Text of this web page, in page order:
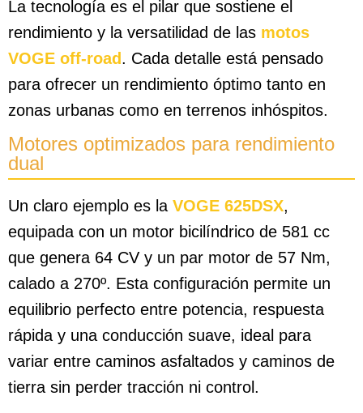
La tecnología es el pilar que sostiene el
rendimiento y la versatilidad de las motos
VOGE off-road . Cada detalle está pensado
para ofrecer un rendimiento óptimo tanto en
zonas urbanas como en terrenos inhóspitos.
Motores optimizados para rendimiento
dual
Un claro ejemplo es la VOGE 625DSX,
equipada con un motor bicilíndrico de 581 cc
que genera 64 CV y un par motor de 57 Nm,
calado a 270º. Esta configuración permite un
equilibrio perfecto entre potencia, respuesta
rápida y una conducción suave, ideal para
variar entre caminos asfaltados y caminos de
tierra sin perder tracción ni control.